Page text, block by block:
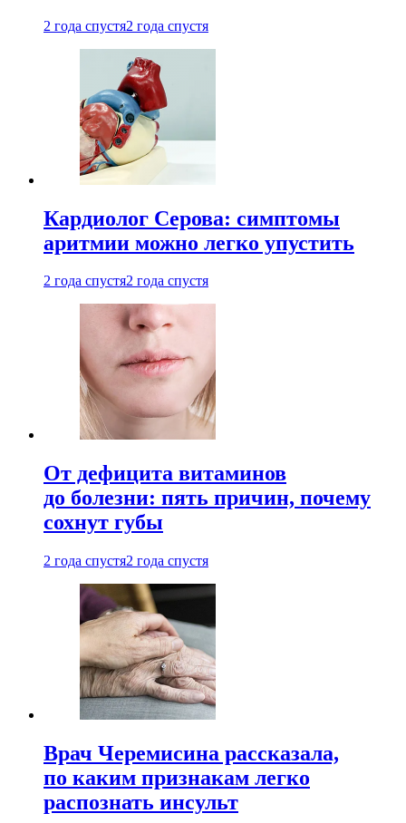
2 года спустя2 года спустя
Кардиолог Серова: симптомы
аритмии можно легко упустить
2 года спустя2 года спустя
От дефицита витаминов
до болезни: пять причин, почему
сохнут губы
2 года спустя2 года спустя
Врач Черемисина рассказала,
по каким признакам легко
распознать инсульт